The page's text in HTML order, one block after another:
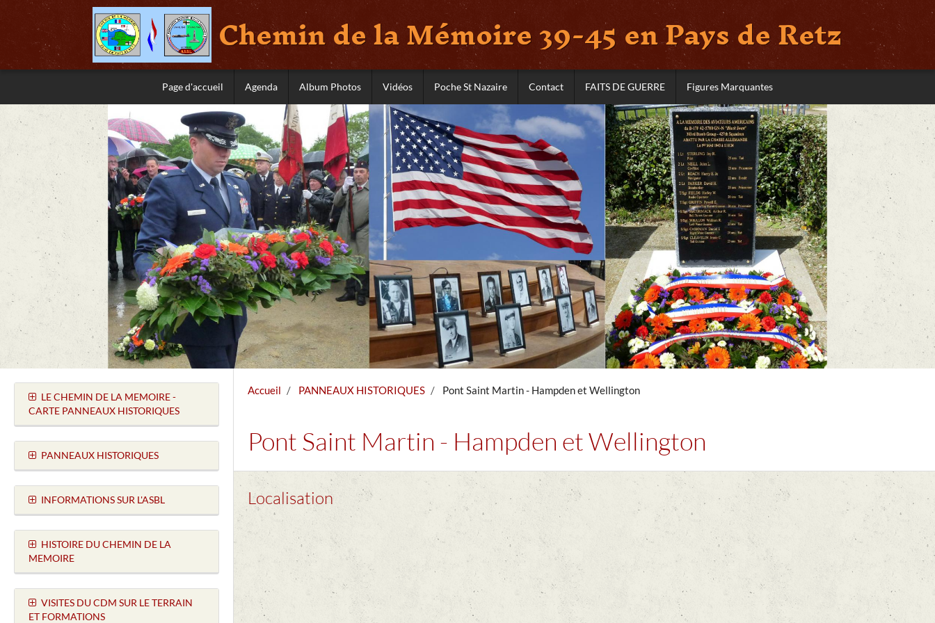
Chemin de la Mémoire 39-45 en Pays de Retz
Page d'accueil Agenda Album Photos Vidéos Poche St Nazaire Contact FAITS DE GUERRE Figures Marquantes
Accueil PANNEAUX HISTORIQUES Pont Saint Martin - Hampden et Wellington
Pont Saint Martin - Hampden et Wellington
Localisation
LE CHEMIN DE LA MEMOIRE -
CARTE PANNEAUX HISTORIQUES
PANNEAUX HISTORIQUES
INFORMATIONS SUR L'ASBL
HISTOIRE DU CHEMIN DE LA
MEMOIRE
VISITES DU CDM SUR LE TERRAIN
ET FORMATIONS